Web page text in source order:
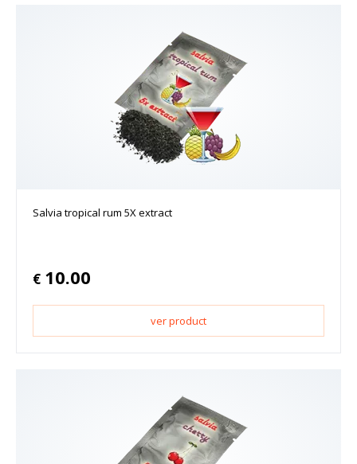
Salvia tropical rum 5X extract
€ 10.00
ver product